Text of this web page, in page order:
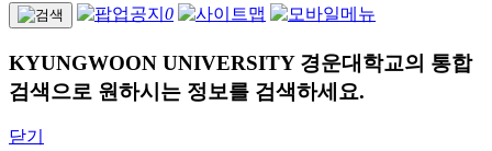
0
KYUNGWOON UNIVERSITY 경운대학교의 통합
검색으로 원하시는 정보를 검색하세요.
닫기